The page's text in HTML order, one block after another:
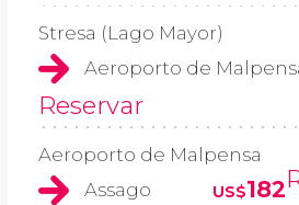
Stresa (Lago Mayor)
Aeroporto de
Reservar
Aeroporto de Malpensa
Assago
US$182